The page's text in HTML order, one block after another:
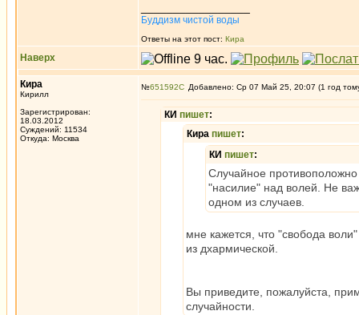
Буддизм чистой воды
Ответы на этот пост: Кира
Наверх
Кира
Кирилл
Зарегистрирован:
18.03.2012
Суждений: 11534
Откуда: Москва
№651592 Добавлено: Ср 07 Май 25, 20:07 (1 год
КИ пишет:
Кира пишет:
КИ пишет:
Случайное
"насилие" над волей. Не
одном из случаев.
мне кажется, что "свобода
из дхармической.
Вы приведите, пожалуйста,
случайности.